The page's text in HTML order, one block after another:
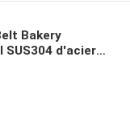
Bakery
SUS304 d'acier